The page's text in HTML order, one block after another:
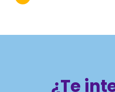
¿Te